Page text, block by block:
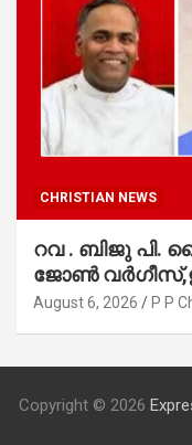
CHRISTIAN NEWS
റവ . ബിജു പി.
ജോൺ
മാർത്തോമാ സഭാ കൗൺസിലിലേക്കു
August 6, 2026 P P
Copyright © 2026